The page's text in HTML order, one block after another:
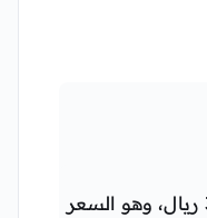
308,000 ريال، وهو السعر